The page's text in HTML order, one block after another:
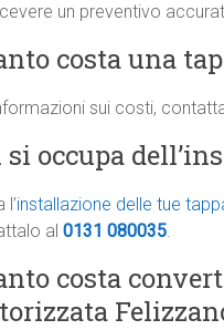
un preventivo
costa una
sui costi,
si occupa
installazione delle tue
al 0131 080035.
costa